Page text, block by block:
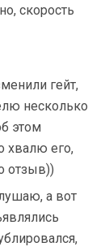
скорость
гейт,
несколько
этом
хвалю его,
отзыв))
а вот